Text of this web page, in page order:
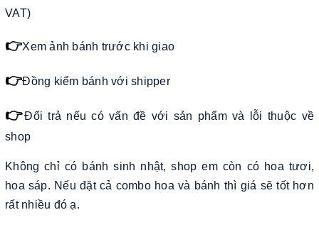
VAT)
👉Xem ảnh bánh trước khi giao
👉Đồng kiểm bánh với shipper
👉Đổi trả nếu có vấn đề với sản phẩm và lỗi thuộc về
shop
Không chỉ có bánh sinh nhật, shop em còn có hoa tươi,
hoa sáp. Nếu đặt cả combo hoa và bánh thì giá sẽ tốt hơn
rất nhiều đó ạ.